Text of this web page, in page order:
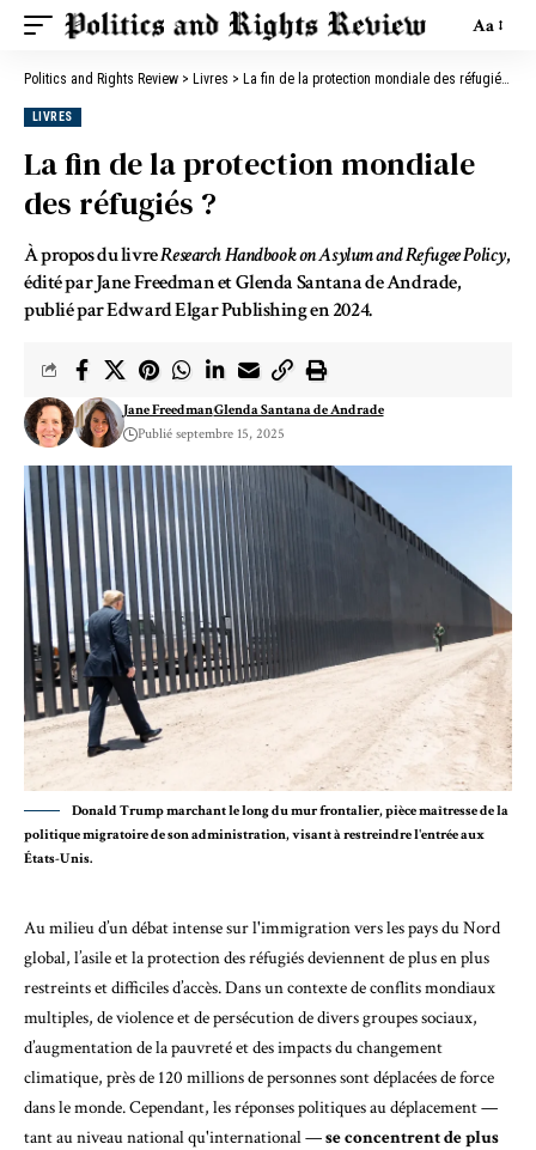
Aa
Politics and Rights Review > Livres > La fin de la protection mondiale des réfugiés ?
LIVRES
La fin de la protection mondiale
des réfugiés ?
À propos du livreResearch Handbook on Asylum and Refugee Policy,
édité par Jane Freedman et Glenda Santana de Andrade,
publié par Edward Elgar Publishing en 2024.
Jane FreedmanGlenda Santana de Andrade
Publié septembre 15, 2025
Donald Trump marchant le long du mur frontalier, pièce maîtresse de la
politique migratoire de son administration, visant à restreindre l'entrée aux
États-Unis.
Au milieu d’un débat intense sur l'immigration vers les pays du Nord
global, l’asile et la protection des réfugiés deviennent de plus en plus
restreints et difficiles d’accès. Dans un contexte de conflits mondiaux
multiples, de violence et de persécution de divers groupes sociaux,
d’augmentation de la pauvreté et des impacts du changement
climatique, près de 120 millions de personnes sont déplacées de force
dans le monde. Cependant, les réponses politiques au déplacement —
tant au niveau national qu'international —se concentrent de plus